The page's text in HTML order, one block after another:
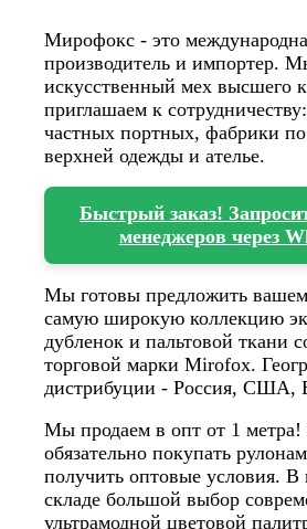
Мирофокс - это
производитель и импортер.
искусственный мех высшего
приглашаем к
частных портных, фабрики
верхней одежды и ателье.
Быстрый заказ!
менеджеров через
Мы готовы предложить
самую широкую коллекцию
дубленок и пальтовой ткани
торговой марки Mirofox.
дистрибуции - Россия, США,
Мы продаем в опт от 1
обязательно покупать
получить оптовые условия. В
складе большой выбор
ультрамодной цветовой